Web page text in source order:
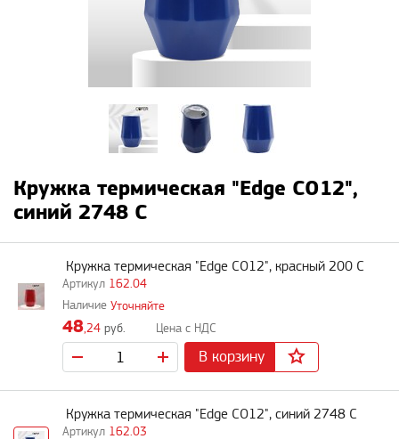
Кружка термическая "Edge CO12",
синий 2748 C
162.04
Кружка термическая "Edge CO12", красный 200 C
Уточняйте
48,24 руб.
В корзину
162.03
Кружка термическая "Edge CO12", синий 2748 C